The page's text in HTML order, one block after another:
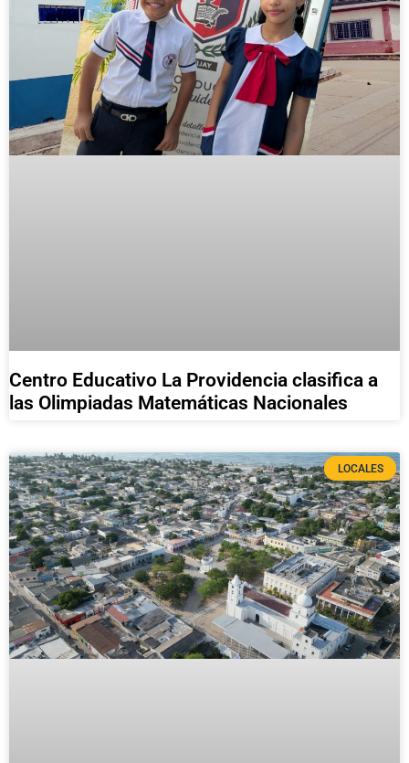
Centro Educativo La Providencia clasifica a
las Olimpiadas Matemáticas Nacionales
LOCALES